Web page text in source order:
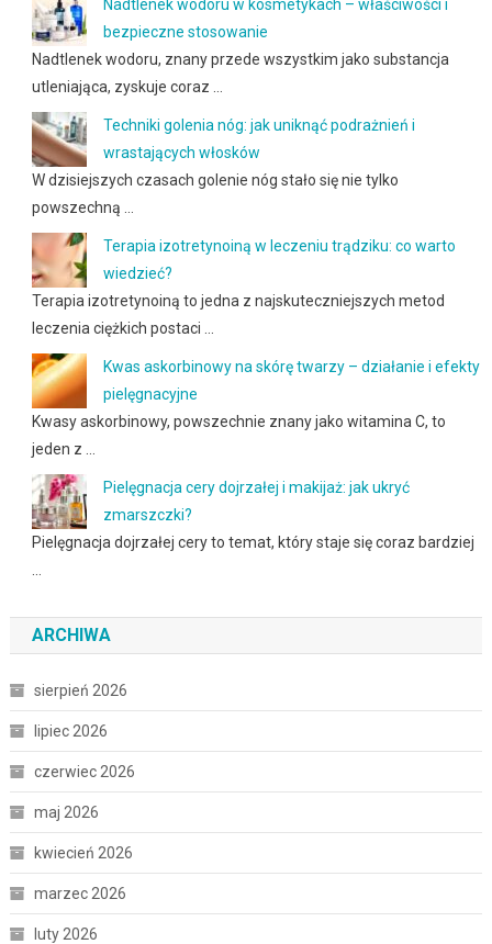
Nadtlenek wodoru w kosmetykach – właściwości i
bezpieczne stosowanie
Nadtlenek wodoru, znany przede wszystkim jako substancja
utleniająca, zyskuje coraz …
Techniki golenia nóg: jak uniknąć podrażnień i
wrastających włosków
W dzisiejszych czasach golenie nóg stało się nie tylko
powszechną …
Terapia izotretynoiną w leczeniu trądziku: co warto
wiedzieć?
Terapia izotretynoiną to jedna z najskuteczniejszych metod
leczenia ciężkich postaci …
Kwas askorbinowy na skórę twarzy – działanie i efekty
pielęgnacyjne
Kwasy askorbinowy, powszechnie znany jako witamina C, to
jeden z …
Pielęgnacja cery dojrzałej i makijaż: jak ukryć
zmarszczki?
Pielęgnacja dojrzałej cery to temat, który staje się coraz bardziej
ARCHIWA
sierpień 2026
lipiec 2026
czerwiec 2026
maj 2026
kwiecień 2026
marzec 2026
luty 2026